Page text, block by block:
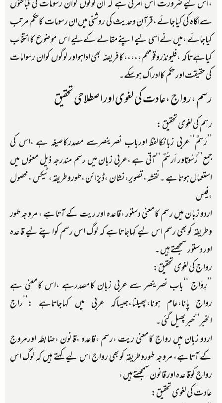
،اس لیے ضرورت اس امرکی ہے کہ ان لوگوں کوان رسومات کی قباحتوں
سےاگاہ کی کیاجائے ،قرآن وحدیث کی روشنی میں ان رسومات کاحکم مرتب
کیاجائے ،میں نےاسی لیے اپنےمقالے کےلیے اس موضوع کاانتخاب
کیاہےتاکہ ،فلیونذروقومھم،،،،،کافریضہ بھی اداہواور لوگوں کوان رسوامات
کی حقیقت اور حکم کاادراک ہوسکے۔
رسم ،رواج ،عادت کی لغوی اور اصطلاحی تحقیق
رسم کی لغوی تحقیق :
’’رَسمٌ‘‘عربی زبانکالفظ اورباب نصرینصرسے مصدرکاصیغہ ہے ،اس کی
جمع’’رُسُومٌٌاور أرسُمٌ ‘‘آتی ہے ،عربی زبان میں رسم مندرجہ ذیل معنوں میں
استعمال ہوتاہے ۔نقشہ ،تصویر،نشان ،ڈیزائن ،طوروطریقہ،ٹیکس ،محصول
،فیس
اردو زبان میں رسم کامعنی دستور ،قاعدہ اور ریت کے آتاہے ، مروجہ طور
وطریقہ کوبھی رسم اس لیے کہاجاتاہے کہ لوگ اس رسم کواپنے لیے قاعدہ
اور دستور سمجھتے ہیں ۔
رواج کی لغوی تحقیق:
’’رِوَاج ‘‘باب نصرینصر سے عربی زبان کامصدرہے ،اس کامعنی ہے
رواج پانا،عام ہونا،پھیلنا،جیساکہ عربی میں کہاجاتاہے :’’راج
الخبر‘‘خبرپھیل گئی ۔
اردو زبان میٖں رواج کامعنی ریت ،رسم ،قاعدہ ،قانون ،ضابطہ اورمروج
کے آتاہے، مروجہ طوروطریقہ کوبھی رواج اس لیے کہتے ہیں کہ لوگ اس
رواج کوقاعدہ اور قانون سمجھتےہیں ،
عادت کی لغوی تحقیق: